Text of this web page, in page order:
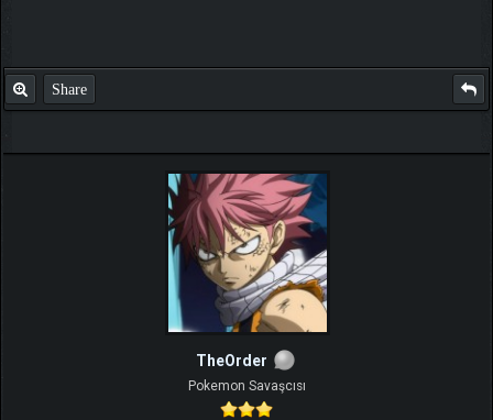
Share
TheOrder
Pokemon Savaşcısı